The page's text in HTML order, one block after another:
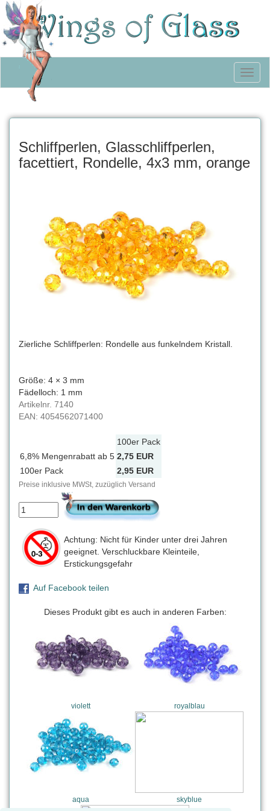
Schliffperlen, Glasschliffperlen,
facettiert, Rondelle, 4x3 mm, orange
Zierliche Schliffperlen: Rondelle aus funkelndem Kristall.
Größe: 4 × 3 mm
Fädelloch: 1 mm
Artikelnr. 7140
EAN: 4054562071400
100er Pack
6,8% Mengenrabatt ab 5 2,75 EUR
100er Pack
2,95 EUR
Preise inklusive MWSt, zuzüglich Versand
Achtung: Nicht für Kinder unter drei Jahren
geeignet. Verschluckbare Kleinteile,
Erstickungsgefahr
Auf Facebook teilen
Dieses Produkt gibt es auch in anderen Farben:
violett royalblau
aqua skyblue